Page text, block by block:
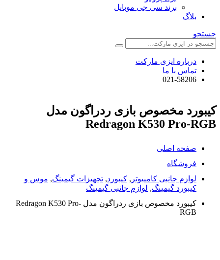
برند سی جی موبایل
بلاگ
جستجو
درباره ایزی مارکت
تماس با ما
021-58206
کیبورد مخصوص بازی ردراگون مدل
Redragon K530 Pro-RGB
صفحه اصلی
فروشگاه
لوازم جانبی کامپیوتر , کیبورد, تجهیزات گیمینگ, موس و
کیبورد گیمینگ, لوازم جانبی گیمینگ
کیبورد مخصوص بازی ردراگون مدل Redragon K530 Pro-
RGB